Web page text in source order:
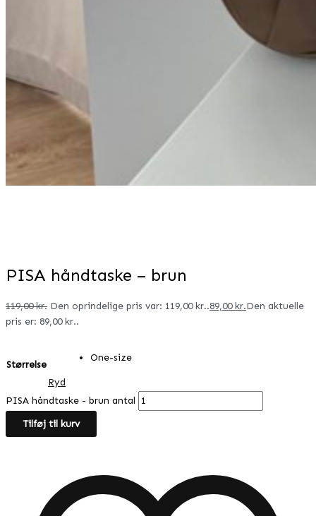
PISA håndtaske – brun
119,00kr. Den oprindelige pris var: 119,00 kr..89,00kr.Den aktuelle
pris er: 89,00 kr..
Størrelse
One-size
Ryd
PISA håndtaske - brun antal
Tilføj til kurv